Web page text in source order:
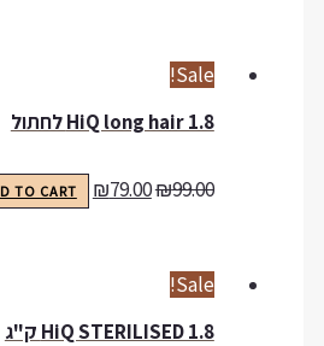
Sale!
HiQ long hair 1.8 לחתול
₪99.00
₪79.00
ADD TO CART
Sale!
HiQ STERILISED 1.8 ק"ג